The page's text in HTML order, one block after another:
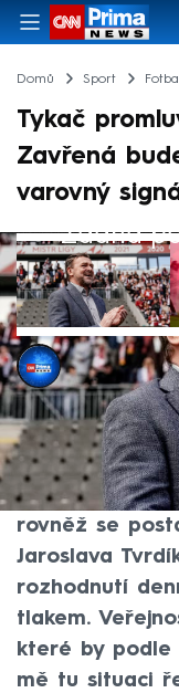
Domů Sport Fotbal
Tykač
Zavřená
varovný
Žádná
CNN Prima NEWS
19. kvě 2026, 19:04
Majitel
Tykač poprvé
ostudném
rovněž se
Jaroslava
rozhodnutí
tlakem.
které by podle
mě tu situaci